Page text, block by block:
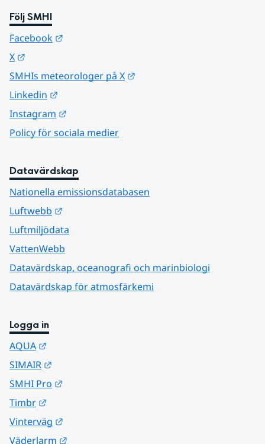
Följ SMHI
Facebook
X
SMHIs meteorologer på X
Linkedin
Instagram
Policy för sociala medier
Datavärdskap
Nationella emissionsdatabasen
Luftwebb
Luftmiljödata
VattenWebb
Datavärdskap, oceanografi och marinbiologi
Datavärdskap för atmosfärkemi
Logga in
AQUA
SIMAIR
SMHI Pro
Timbr
Vinterväg
Väderlarm